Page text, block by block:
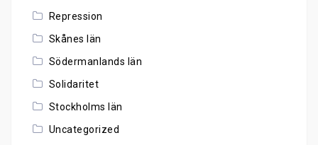
Repression
Skånes län
Södermanlands län
Solidaritet
Stockholms län
Uncategorized